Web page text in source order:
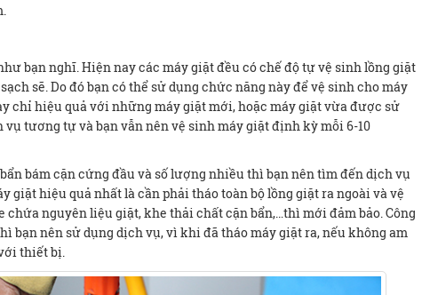
bạn nghĩ. Hiện nay các máy giặt đều có chế độ tự vệ sinh lồng giặt
sẽ. Do đó bạn có thể sử dụng chức năng này để vệ sinh cho máy
chỉ hiệu quả với những máy giặt mới, hoặc máy giặt vừa được sử
tương tự và bạn vẫn nên vệ sinh máy giặt định kỳ mỗi 6-10
bám cặn cứng đầu và số lượng nhiều thì bạn nên tìm đến dịch vụ
giặt hiệu quả nhất là cần phải tháo toàn bộ lồng giặt ra ngoài và vệ
nguyên liệu giặt, khe thải chất cặn bẩn,…thì mới đảm bảo. Công
bạn nên sử dụng dịch vụ, vì khi đã tháo máy giặt ra, nếu không am
thiết bị.